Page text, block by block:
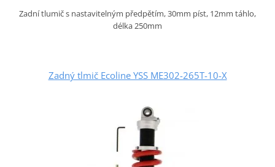
Zadní tlumič s nastavitelným předpětím, 30mm píst, 12mm táhlo,
délka 250mm
Zadný tlmič Ecoline YSS ME302-265T-10-X